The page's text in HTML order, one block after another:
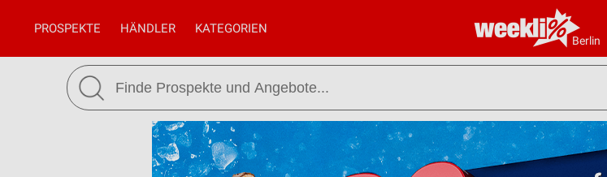
Berlin
PROSPEKTE HÄNDLER KATEGORIEN